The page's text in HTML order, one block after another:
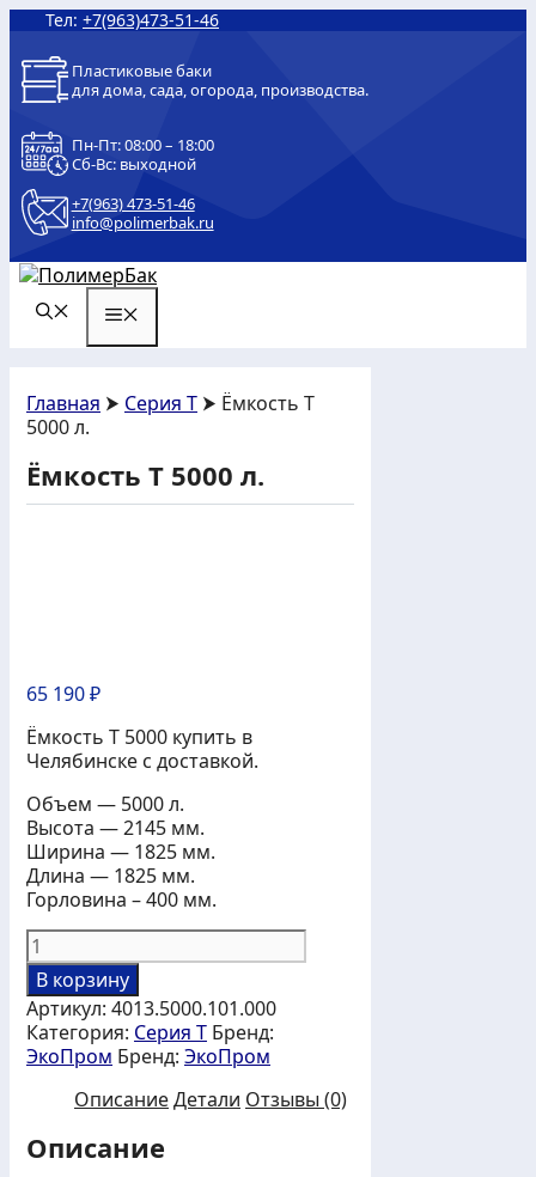
Перейти
содержимому
Тел: +7(963)473-51-46
Пластиковые баки
для дома, сада, огорода, производства.
Пн-Пт: 08:00 – 18:00
Сб-Вс: выходной
+7(963) 473-51-46
info@polimerbak.ru
Главная ⮞ Серия T ⮞ Ёмкость T
5000 л.
Ёмкость T 5000 л.
65 190₽
Ёмкость T 5000 купить в
Челябинске с доставкой.
Объем — 5000 л.
Высота — 2145 мм.
Ширина — 1825 мм.
Длина — 1825 мм.
Горловина – 400 мм.
Количество
товара
Ёмкость
T
5000
л.
В корзину
Артикул: 4013.5000.101.000
Категория: Серия T Бренд:
ЭкоПром Бренд: ЭкоПром
ОписаниеДетали Отзывы (0)
Описание